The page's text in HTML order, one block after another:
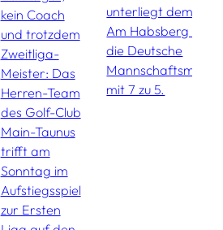
kein Coach
und trotzdem
Zweitliga-
Meister: Das
Herren-Team
des Golf-Club
Main-Taunus
trifft am
Sonntag im
Aufstiegsspiel
zur Ersten
unterliegt dem Golf
Am Habsberg im
die Deutsche
mit 7 zu 5.